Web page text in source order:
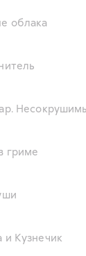
облака
гриме
и Кузнечик